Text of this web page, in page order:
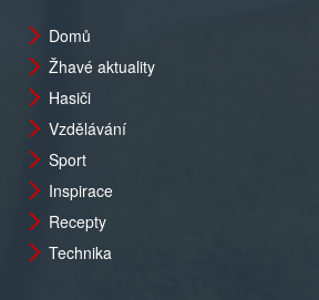
Domů
Žhavé aktuality
Hasiči
Vzdělávání
Sport
Inspirace
Recepty
Technika